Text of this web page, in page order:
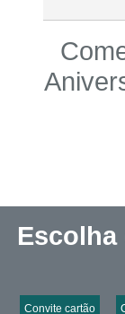
Convite cartão